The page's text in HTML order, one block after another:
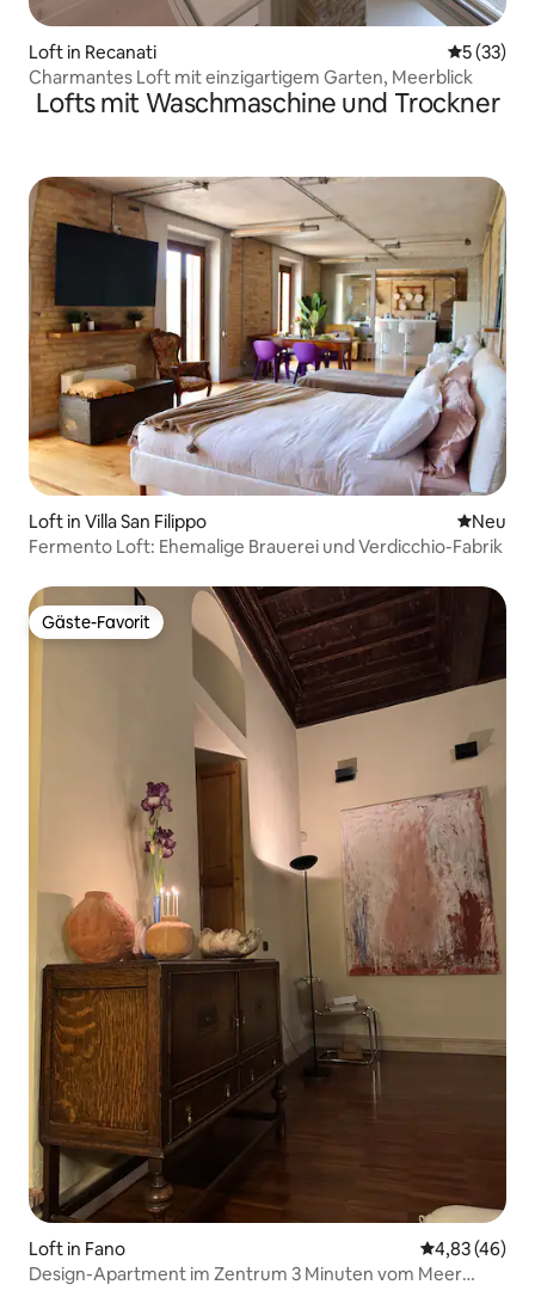
Loft in Recanati
5 (33)
Charmantes Loft mit einzigartigem Garten, Meerblick
Lofts mit Waschmaschine und Trockner
Loft in Villa San Filippo Neue
Neu
Fermento Loft: Ehemalige Brauerei und Verdicchio-Fabrik
Gäste-Favorit
Gäste-Favorit
Loft in Fano
4,83 (46)
Design-Apartment im Zentrum 3 Minuten vom Meer